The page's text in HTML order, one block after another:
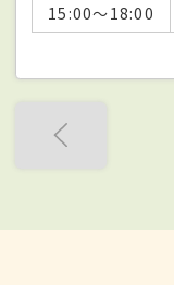
15:00～18:00